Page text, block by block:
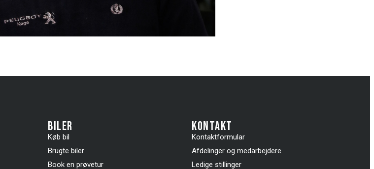
Biler
Køb bil
Brugte biler
Book en prøvetur
kontakt
Kontaktformular
Afdelinger og medarbejdere
Ledige stillinger